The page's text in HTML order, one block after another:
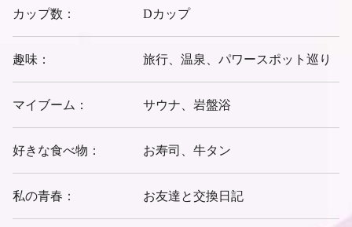
カップ数： Dカップ
趣味： 旅行、温泉、パワースポット巡り
マイブーム： サウナ、岩盤浴
好きな食べ物： お寿司、牛タン
私の青春： お友達と交換日記